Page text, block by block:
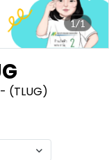
1/1
(TLUG)